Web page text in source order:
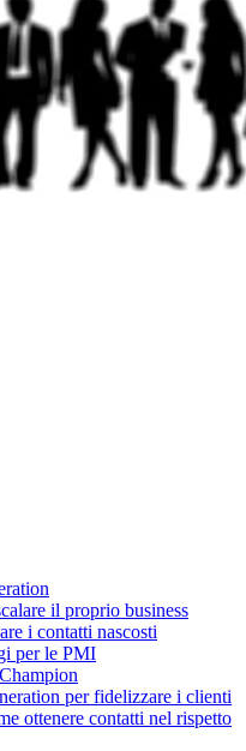
il proprio business
i contatti nascosti
per le PMI
per fidelizzare i clienti
ottenere contatti nel rispetto